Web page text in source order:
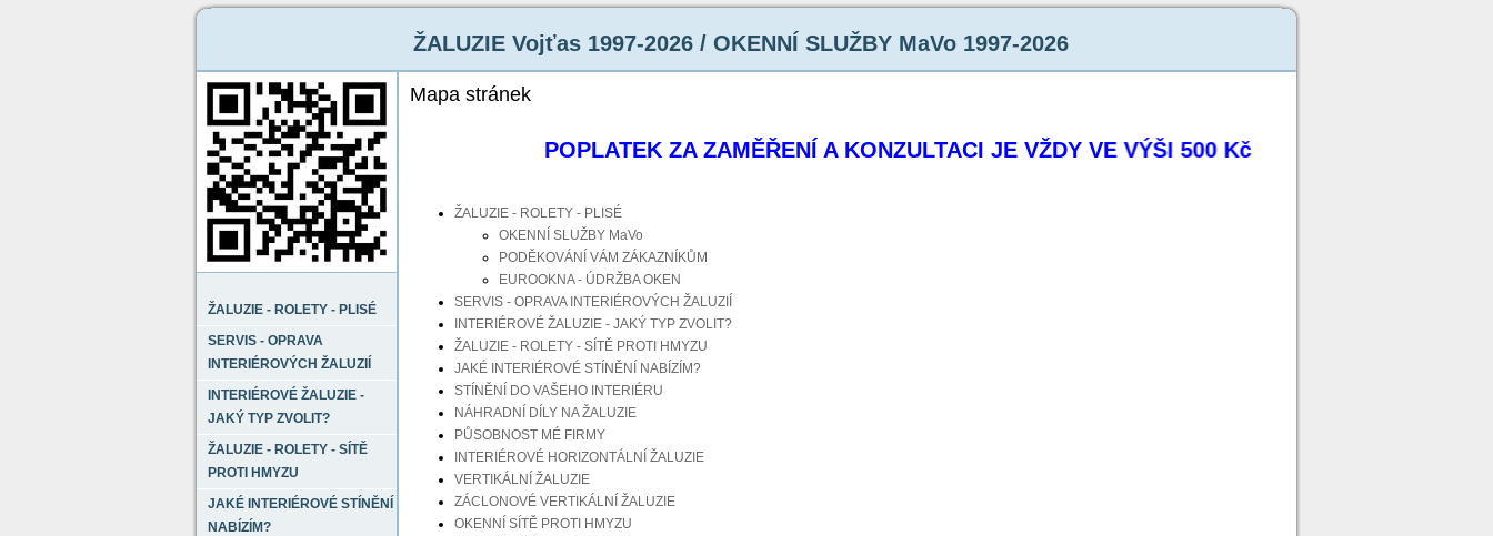
ŽALUZIE Vojťas 1997-2026 / OKENNÍ SLUŽBY MaVo 1997-2026
ŽALUZIE - ROLETY - PLISÉ
SERVIS - OPRAVA
INTERIÉROVÝCH ŽALUZIÍ
INTERIÉROVÉ ŽALUZIE -
JAKÝ TYP ZVOLIT?
ŽALUZIE - ROLETY - SÍTĚ
PROTI HMYZU
JAKÉ INTERIÉROVÉ STÍNĚNÍ
NABÍZÍM?
Mapa stránek
POPLATEK ZA ZAMĚŘENÍ A KONZULTACI JE VŽDY VE VÝŠI 500 Kč
ŽALUZIE - ROLETY - PLISÉ
OKENNÍ SLUŽBY MaVo
PODĚKOVÁNÍ VÁM ZÁKAZNÍKŮM
EUROOKNA - ÚDRŽBA OKEN
SERVIS - OPRAVA INTERIÉROVÝCH ŽALUZIÍ
INTERIÉROVÉ ŽALUZIE - JAKÝ TYP ZVOLIT?
ŽALUZIE - ROLETY - SÍTĚ PROTI HMYZU
JAKÉ INTERIÉROVÉ STÍNĚNÍ NABÍZÍM?
STÍNĚNÍ DO VAŠEHO INTERIÉRU
NÁHRADNÍ DÍLY NA ŽALUZIE
PŮSOBNOST MÉ FIRMY
INTERIÉROVÉ HORIZONTÁLNÍ ŽALUZIE
VERTIKÁLNÍ ŽALUZIE
ZÁCLONOVÉ VERTIKÁLNÍ ŽALUZIE
OKENNÍ SÍTĚ PROTI HMYZU